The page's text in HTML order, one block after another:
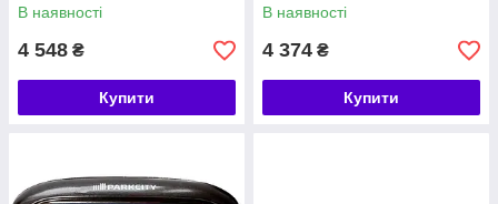
В наявності
4 548 ₴
Купити
В наявності
4 374 ₴
Купити